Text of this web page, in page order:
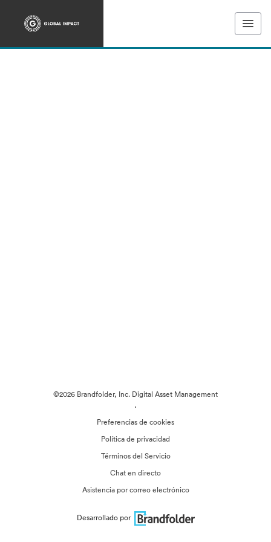
©2026 Brandfolder, Inc. Digital Asset Management
·
Preferencias de cookies
Política de privacidad
Términos del Servicio
Chat en directo
Asistencia por correo electrónico
Desarrollado por